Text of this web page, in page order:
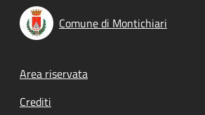
Comune di Montichiari
Footer menu
Area riservata
Crediti